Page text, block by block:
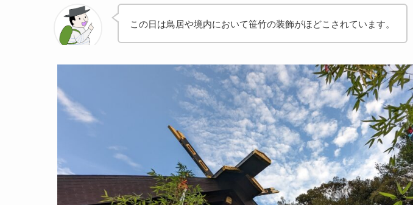
この日は鳥居や境内において笹竹の装飾がほどこされています。